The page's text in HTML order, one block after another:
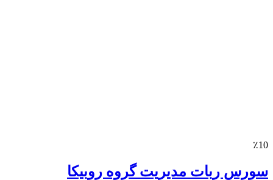
٪10
سورس ربات مدیریت گروه روبیکا